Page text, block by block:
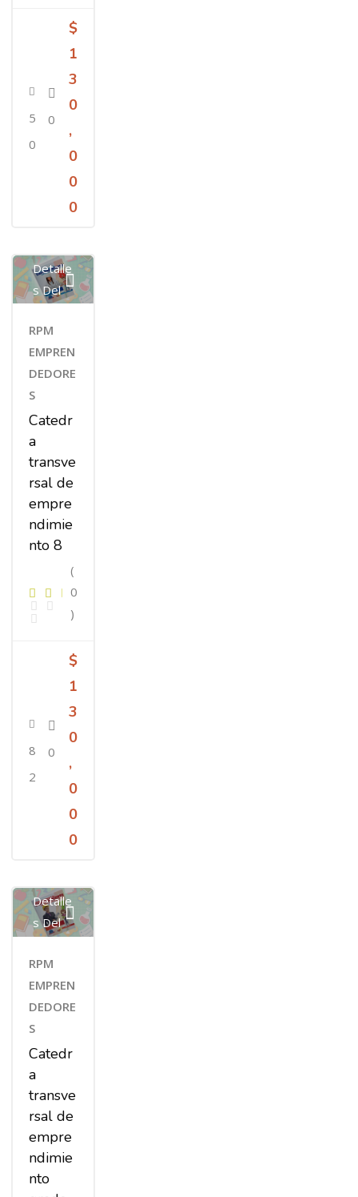
5
0
0
$
1
3
0
,
0
0
0
Detalle
S Del
RPM
EMPREN
DEDORE
S
Catedr
a
transve
rsal de
empre
ndimie
nto 8
(
0
)
8
2
0
$
1
3
0
,
0
0
0
Detalle
S Del
RPM
EMPREN
DEDORE
S
Catedr
a
transve
rsal de
empre
ndimie
nto